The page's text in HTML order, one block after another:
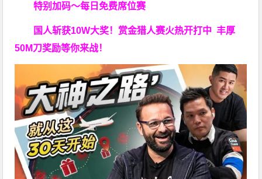
特别加码～每日免费席位赛
国人斩获10W大奖！ 赏金猎人赛火热开打中 丰厚
50M刀奖励等你来战！